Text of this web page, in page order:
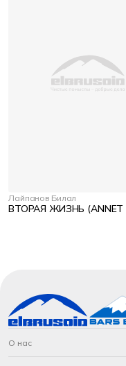
Лайпанов Билал
ВТОРАЯ ЖИЗНЬ (ANNET
О нас